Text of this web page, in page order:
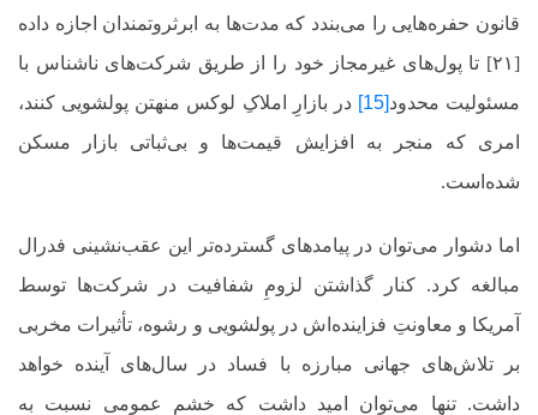
قانون حفره‌هایی را می‌بندد که مدت‌ها به ابرثروتمندان اجازه داده
[۲۱] تا پول‌های غیرمجاز خود را از طریق شرکت‌های ناشناس با
مسئولیت محدود[15]
در بازارِ املاکِ لوکس منهتن پولشویی کنند،
امری که منجر به افزایش قیمت‌ها و بی‌ثباتی بازار مسکن
شده‌است.
اما دشوار می‌توان در پیامدهای گسترده‌تر این عقب‌نشینی فدرال
مبالغه کرد. کنار گذاشتن لزومِ شفافیت در شرکت‌ها توسط
آمریکا و معاونتِ فزاینده‌اش در پولشویی و رشوه، تأثیرات مخربی
بر تلاش‌های جهانی مبارزه با فساد در سال‌های آینده خواهد
داشت. تنها می‌توان امید داشت که خشم عمومی نسبت به